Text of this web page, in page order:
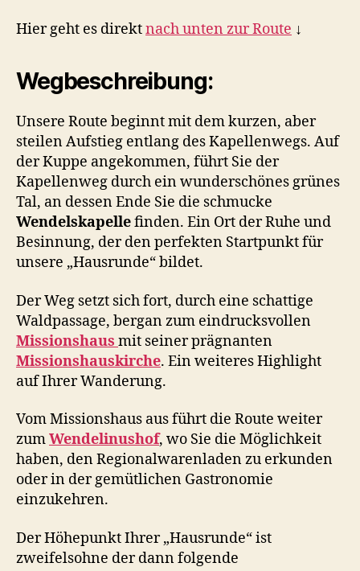
Hier geht es direktnach unten zur Route ↓
Wegbeschreibung:
Unsere Route beginnt mit dem kurzen, aber
steilen Aufstieg entlang des Kapellenwegs. Auf
der Kuppe angekommen, führt Sie der
Kapellenweg durch ein wunderschönes grünes
Tal, an dessen Ende Sie die schmucke
Wendelskapellefinden. Ein Ort der Ruhe und
Besinnung, der den perfekten Startpunkt für
unsere „Hausrunde“ bildet.
Der Weg setzt sich fort, durch eine schattige
Waldpassage, bergan zum eindrucksvollen
Missionshaus mit seiner prägnanten
Missionshauskirche. Ein weiteres Highlight
auf Ihrer Wanderung.
Vom Missionshaus aus führt die Route weiter
zumWendelinushof, wo Sie die Möglichkeit
haben, den Regionalwarenladen zu erkunden
oder in der gemütlichen Gastronomie
einzukehren.
Der Höhepunkt Ihrer „Hausrunde“ ist
zweifelsohne der dann folgende